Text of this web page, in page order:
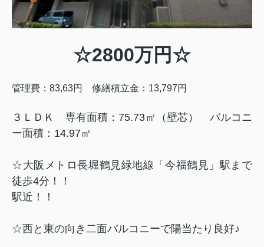
☆2800万円☆
管理費：83,63円 修繕積立金：13,797円
３ＬＤＫ 専有面積：75.73㎡（壁芯） バルコニ
ー面積：14.97㎡
☆大阪メトロ長堀鶴見緑地線「今福鶴見」駅まで
徒歩4分！！
駅近！！
☆西と東の向き二面バルコニーで陽当たり良好♪